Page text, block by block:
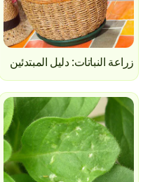
زراعة النباتات: دليل المبتدئين